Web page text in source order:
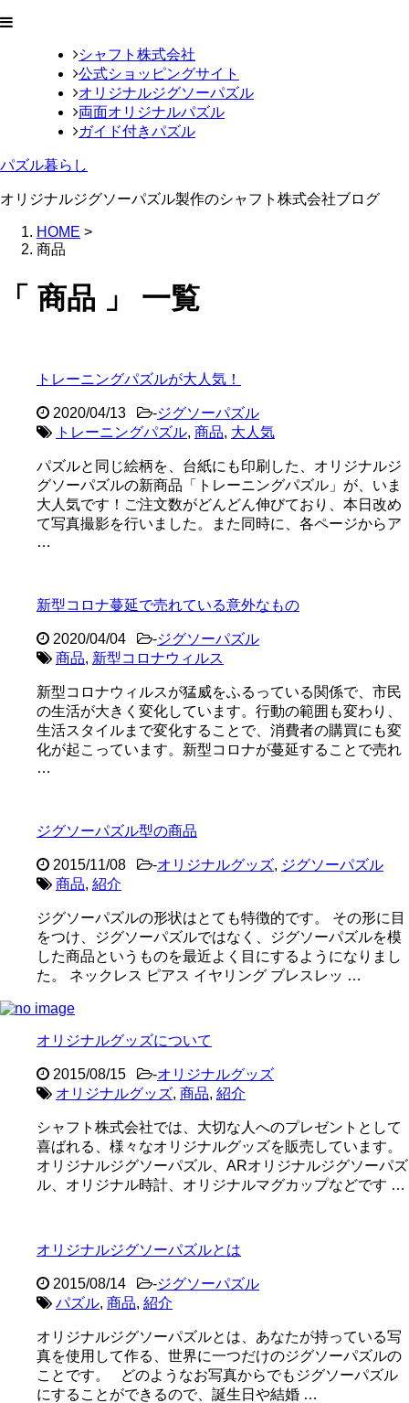
シャフト株式会社
公式ショッピングサイト
オリジナルジグソーパズル
両面オリジナルパズル
ガイド付きパズル
パズル暮らし
オリジナルジグソーパズル製作のシャフト株式会社ブログ
HOME >
商品
「 商品 」 一覧
トレーニングパズルが大人気！
2020/04/13 -ジグソーパズル
トレーニングパズル, 商品, 大人気
パズルと同じ絵柄を、台紙にも印刷した、オリジナルジ
グソーパズルの新商品「トレーニングパズル」が、いま
大人気です！ご注文数がどんどん伸びており、本日改め
て写真撮影を行いました。また同時に、各ページからア
…
新型コロナ蔓延で売れている意外なもの
2020/04/04 -ジグソーパズル
商品, 新型コロナウィルス
新型コロナウィルスが猛威をふるっている関係で、市民
の生活が大きく変化しています。行動の範囲も変わり、
生活スタイルまで変化することで、消費者の購買にも変
化が起こっています。新型コロナが蔓延することで売れ
…
ジグソーパズル型の商品
2015/11/08 -オリジナルグッズ, ジグソーパズル
商品, 紹介
ジグソーパズルの形状はとても特徴的です。 その形に目
をつけ、ジグソーパズルではなく、ジグソーパズルを模
した商品というものを最近よく目にするようになりまし
た。 ネックレス ピアス イヤリング ブレスレッ …
オリジナルグッズについて
2015/08/15 -オリジナルグッズ
オリジナルグッズ, 商品, 紹介
シャフト株式会社では、大切な人へのプレゼントとして
喜ばれる、様々なオリジナルグッズを販売しています。
オリジナルジグソーパズル、ARオリジナルジグソーパズ
ル、オリジナル時計、オリジナルマグカップなどです …
オリジナルジグソーパズルとは
2015/08/14 -ジグソーパズル
パズル, 商品, 紹介
オリジナルジグソーパズルとは、あなたが持っている写
真を使用して作る、世界に一つだけのジグソーパズルの
ことです。 どのようなお写真からでもジグソーパズル
にすることができるので、誕生日や結婚 …